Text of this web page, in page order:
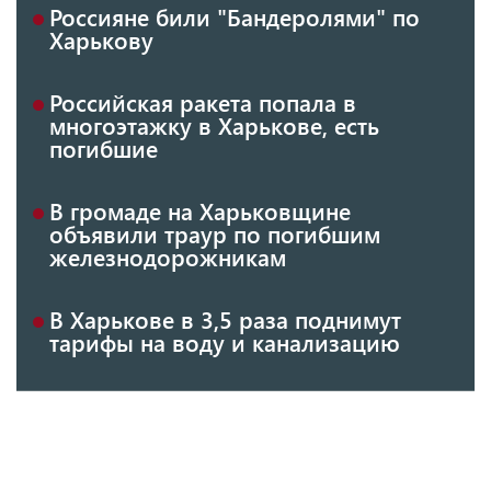
Россияне били "Бандеролями" по
Харькову
Российская ракета попала в
многоэтажку в Харькове, есть
погибшие
В громаде на Харьковщине
объявили траур по погибшим
железнодорожникам
В Харькове в 3,5 раза поднимут
тарифы на воду и канализацию